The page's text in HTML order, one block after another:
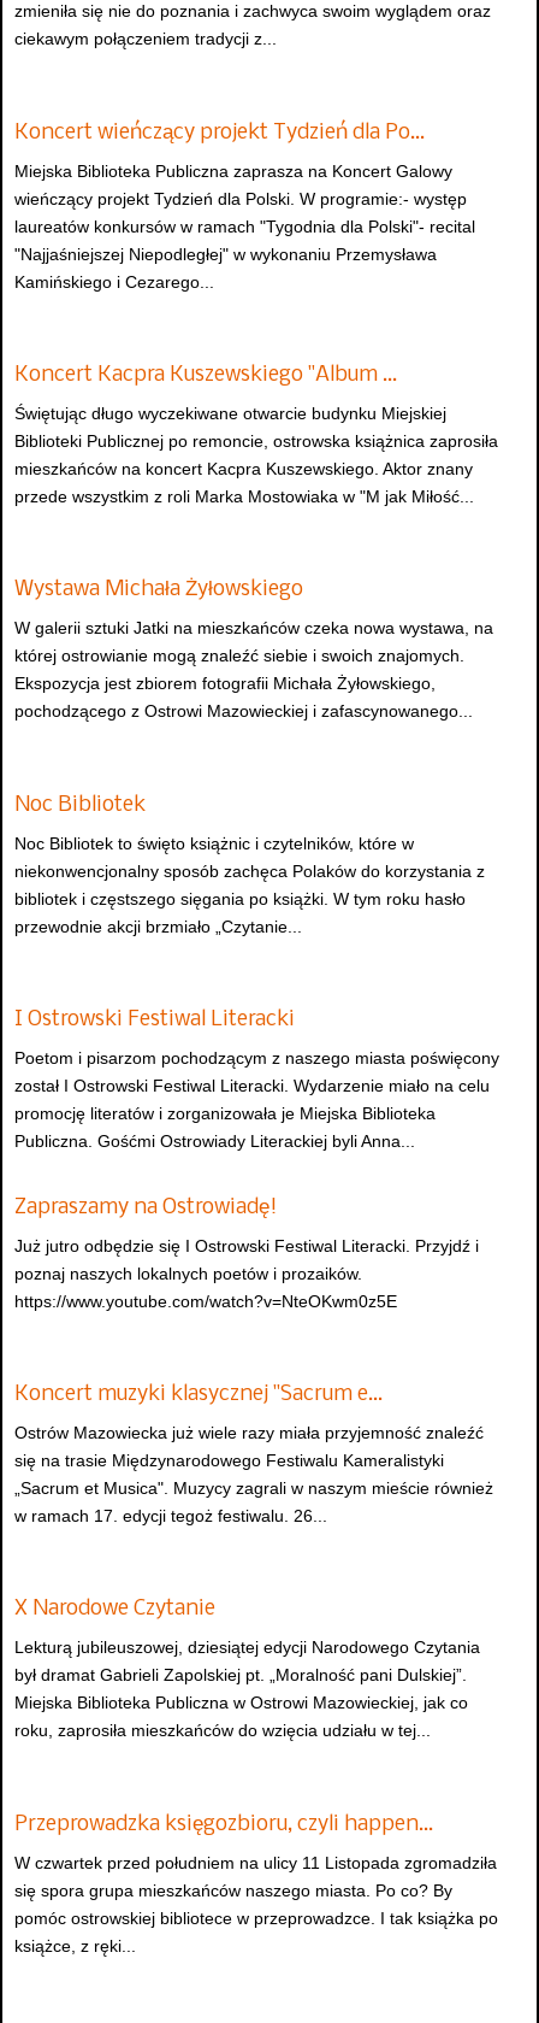
zmieniła się nie do poznania i zachwyca swoim wyglądem oraz
ciekawym połączeniem tradycji z...
Koncert wieńczący projekt Tydzień dla Po…
Miejska Biblioteka Publiczna zaprasza na Koncert Galowy
wieńczący projekt Tydzień dla Polski. W programie:- występ
laureatów konkursów w ramach "Tygodnia dla Polski"- recital
"Najjaśniejszej Niepodległej" w wykonaniu Przemysława
Kamińskiego i Cezarego...
Koncert Kacpra Kuszewskiego "Album …
Świętując długo wyczekiwane otwarcie budynku Miejskiej
Biblioteki Publicznej po remoncie, ostrowska książnica zaprosiła
mieszkańców na koncert Kacpra Kuszewskiego. Aktor znany
przede wszystkim z roli Marka Mostowiaka w "M jak Miłość...
Wystawa Michała Żyłowskiego
W galerii sztuki Jatki na mieszkańców czeka nowa wystawa, na
której ostrowianie mogą znaleźć siebie i swoich znajomych.
Ekspozycja jest zbiorem fotografii Michała Żyłowskiego,
pochodzącego z Ostrowi Mazowieckiej i zafascynowanego...
Noc Bibliotek
Noc Bibliotek to święto książnic i czytelników, które w
niekonwencjonalny sposób zachęca Polaków do korzystania z
bibliotek i częstszego sięgania po książki. W tym roku hasło
przewodnie akcji brzmiało „Czytanie...
I Ostrowski Festiwal Literacki
Poetom i pisarzom pochodzącym z naszego miasta poświęcony
został I Ostrowski Festiwal Literacki. Wydarzenie miało na celu
promocję literatów i zorganizowała je Miejska Biblioteka
Publiczna. Gośćmi Ostrowiady Literackiej byli Anna...
Zapraszamy na Ostrowiadę!
Już jutro odbędzie się I Ostrowski Festiwal Literacki. Przyjdź i
poznaj naszych lokalnych poetów i prozaików.
https://www.youtube.com/watch?v=NteOKwm0z5E
Koncert muzyki klasycznej "Sacrum e…
Ostrów Mazowiecka już wiele razy miała przyjemność znaleźć
się na trasie Międzynarodowego Festiwalu Kameralistyki
„Sacrum et Musica". Muzycy zagrali w naszym mieście również
w ramach 17. edycji tegoż festiwalu. 26...
X Narodowe Czytanie
Lekturą jubileuszowej, dziesiątej edycji Narodowego Czytania
był dramat Gabrieli Zapolskiej pt. „Moralność pani Dulskiej”.
Miejska Biblioteka Publiczna w Ostrowi Mazowieckiej, jak co
roku, zaprosiła mieszkańców do wzięcia udziału w tej...
Przeprowadzka księgozbioru, czyli happen…
W czwartek przed południem na ulicy 11 Listopada zgromadziła
się spora grupa mieszkańców naszego miasta. Po co? By
pomóc ostrowskiej bibliotece w przeprowadzce. I tak książka po
książce, z ręki...